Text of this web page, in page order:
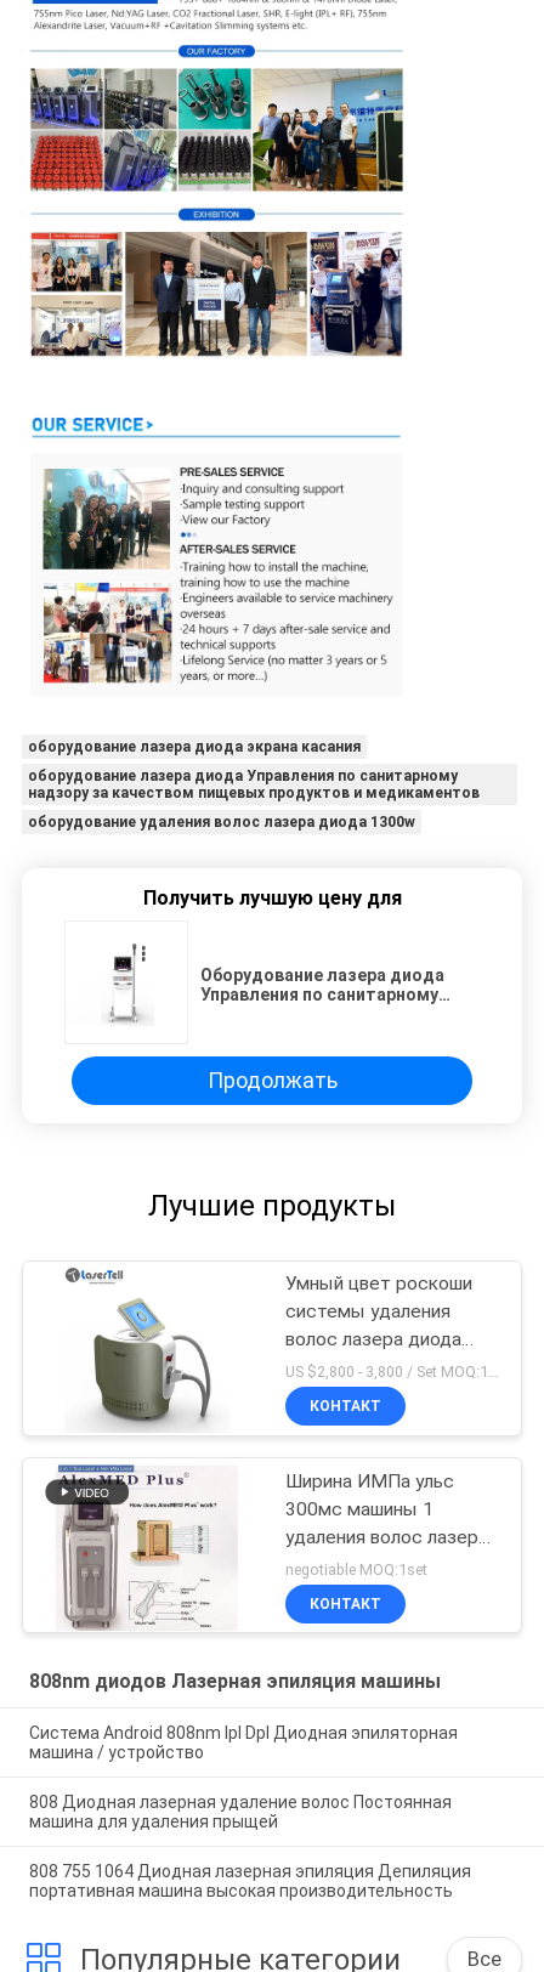
оборудование лазера диода экрана касания
оборудование лазера диода Управления по санитарному
надзору за качеством пищевых продуктов и медикаментов
оборудование удаления волос лазера диода 1300w
Получить лучшую цену для
Оборудование лазера диода
Управления по санитарному
экрана касания 4 длины волны
755/808/1064/940nm 1300w
Продолжать
Лучшие продукты
Умный цвет роскоши
системы удаления
волос лазера диода
длин волны 755нм
1064нм 808нм тройки
техника Германии
US $2,800 - 3,800 / Set MOQ:1sets
КОНТАКТ
Ширина ИМПа ульс
300мс машины 1
удаления волос лазера
диода Нд Яг 808нм -
10Хз частота 10 -
negotiable MOQ:1set
КОНТАКТ
808nm диодов Лазерная эпиляция машины
Система Android 808nm Ipl Dpl Диодная эпиляторная
машина / устройство
808 Диодная лазерная удаление волос Постоянная
машина для удаления прыщей
808 755 1064 Диодная лазерная эпиляция Депиляция
портативная машина высокая производительность
Популярные категории Все